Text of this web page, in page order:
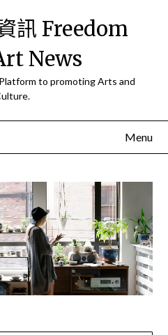
訊 Freedom
News
to promoting Arts and
Menu